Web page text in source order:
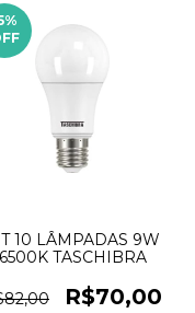
%
10 LÂMPADAS 9W
6500K TASCHIBRA
R$70,00